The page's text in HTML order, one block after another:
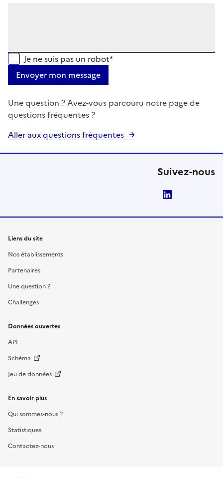
Je ne suis pas un robot*
Envoyer mon message
Une question ? Avez-vous parcouru notre page de
questions fréquentes ?
Aller aux questions fréquentes
Suivez-nous
Liens du site
Nos établissements
Partenaires
Une question ?
Challenges
Données ouvertes
API
Schéma
Jeu de données
En savoir plus
Qui sommes-nous ?
Statistiques
Contactez-nous